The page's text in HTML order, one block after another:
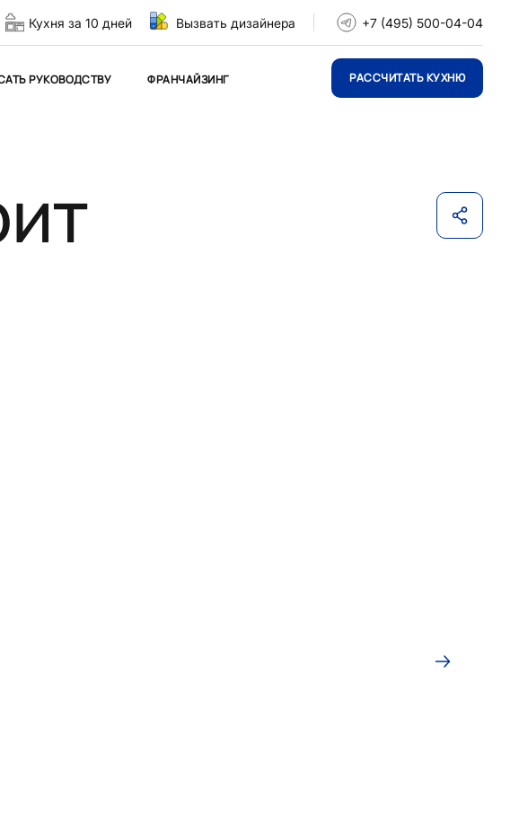
Кухня за 10 дней Вызвать дизайнера +7 (495) 500-04-04
РУКОВОДСТВУ ФРАНЧАЙЗИНГ РАССЧИТАТЬ КУХНЮ